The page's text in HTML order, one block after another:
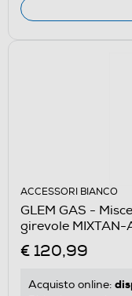
ACCESSORI BIANCO
GLEM GAS -
girevole MIXTAN-
€ 120,99
Acquisto online: